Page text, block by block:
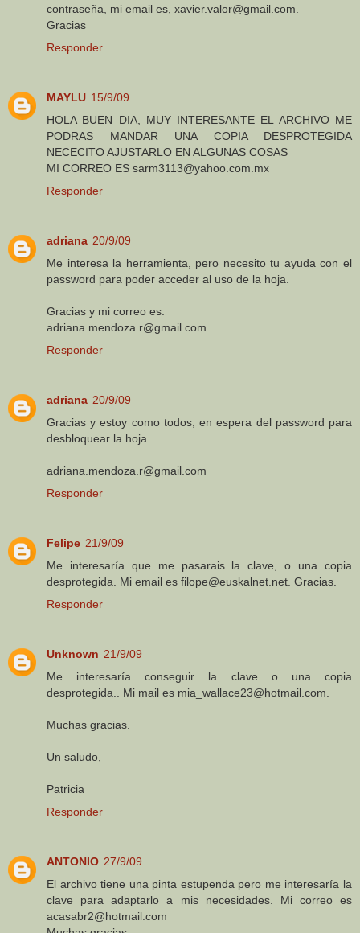
contraseña, mi email es, xavier.valor@gmail.com.
Gracias
Responder
MAYLU 15/9/09
HOLA BUEN DIA, MUY INTERESANTE EL ARCHIVO ME
PODRAS MANDAR UNA COPIA DESPROTEGIDA
NECECITO AJUSTARLO EN ALGUNAS COSAS
MI CORREO ES sarm3113@yahoo.com.mx
Responder
adriana 20/9/09
Me interesa la herramienta, pero necesito tu ayuda con el
password para poder acceder al uso de la hoja.
Gracias y mi correo es:
adriana.mendoza.r@gmail.com
Responder
adriana 20/9/09
Gracias y estoy como todos, en espera del password para
desbloquear la hoja.
adriana.mendoza.r@gmail.com
Responder
Felipe 21/9/09
Me interesaría que me pasarais la clave, o una copia
desprotegida. Mi email es filope@euskalnet.net. Gracias.
Responder
Unknown 21/9/09
Me interesaría conseguir la clave o una copia
desprotegida.. Mi mail es mia_wallace23@hotmail.com.
Muchas gracias.
Un saludo,
Patricia
Responder
ANTONIO 27/9/09
El archivo tiene una pinta estupenda pero me interesaría la
clave para adaptarlo a mis necesidades. Mi correo es
acasabr2@hotmail.com